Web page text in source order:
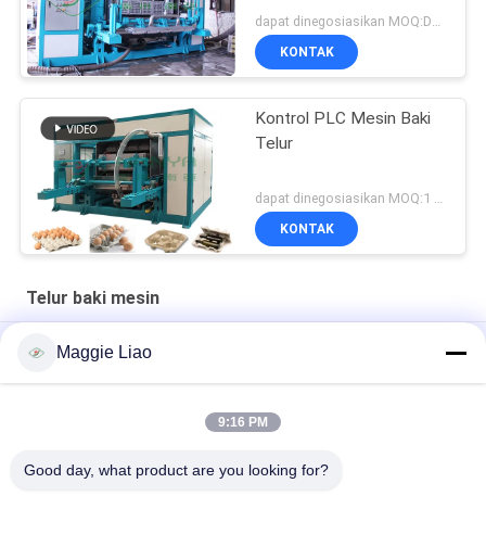
dapat dinegosiasikan MOQ:Dapat dinegosiasikan
KONTAK
Kontrol PLC Mesin Baki
Telur
KONTAK
Telur baki mesin
Mesin pencetak cangkir / bak telur berputar otomatis
Mesin Baki Telur Kertas Daur Ulang Sepenuhnya Otomatis
Limbah Kertas Pulp Otomatis Dibentuk Mesin Baki Telur Mesin
Maggie Liao
9:16 PM
Good day, what product are you looking for?